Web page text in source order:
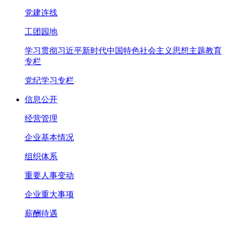
党建连线
工团园地
学习贯彻习近平新时代中国特色社会主义思想主题教育
专栏
党纪学习专栏
信息公开
经营管理
企业基本情况
组织体系
重要人事变动
企业重大事项
薪酬待遇